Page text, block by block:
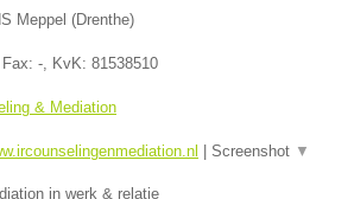
Meppel (Drenthe)
, Fax: - , KvK: 81538510
& Mediation
Screenshot ▼
in werk & relatie